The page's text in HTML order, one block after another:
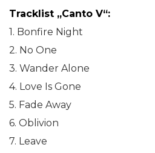
Tracklist „Canto V“:
1. Bonfire Night
2. No One
3. Wander Alone
4. Love Is Gone
5. Fade Away
6. Oblivion
7. Leave